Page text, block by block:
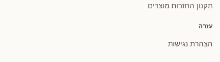
תקנון החזרות מוצרים
עזרה
הצהרת נגישות